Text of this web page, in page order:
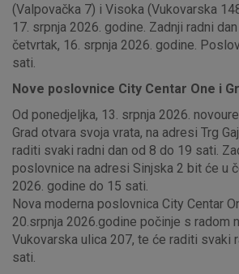
(Valpovačka 7) i Visoka (Vukovarska
17. srpnja 2026. godine. Zadnji radni
četvrtak, 16. srpnja 2026. godine.
sati.
Nove poslovnice City Centar One i
Od ponedjeljka, 13. srpnja 2026.
Grad otvara svoja vrata, na adresi Trg
raditi svaki radni dan od 8 do 19 sati.
poslovnice na adresi Sinjska 2 bit će u
2026. godine do 15 sati.
Nova moderna poslovnica City Centar
20.srpnja 2026.godine počinje s radom
Vukovarska ulica 207, te će raditi svaki
sati.